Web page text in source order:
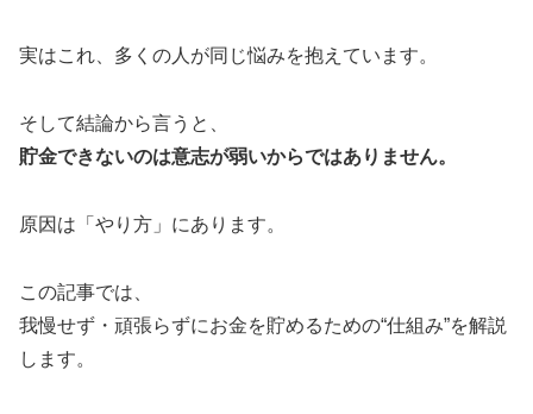
実はこれ、多くの人が同じ悩みを抱えています。
そして結論から言うと、
貯金できないのは意志が弱いからではありません。
原因は「やり方」にあります。
この記事では、
我慢せず・頑張らずにお金を貯めるための“仕組み”を解説
します。